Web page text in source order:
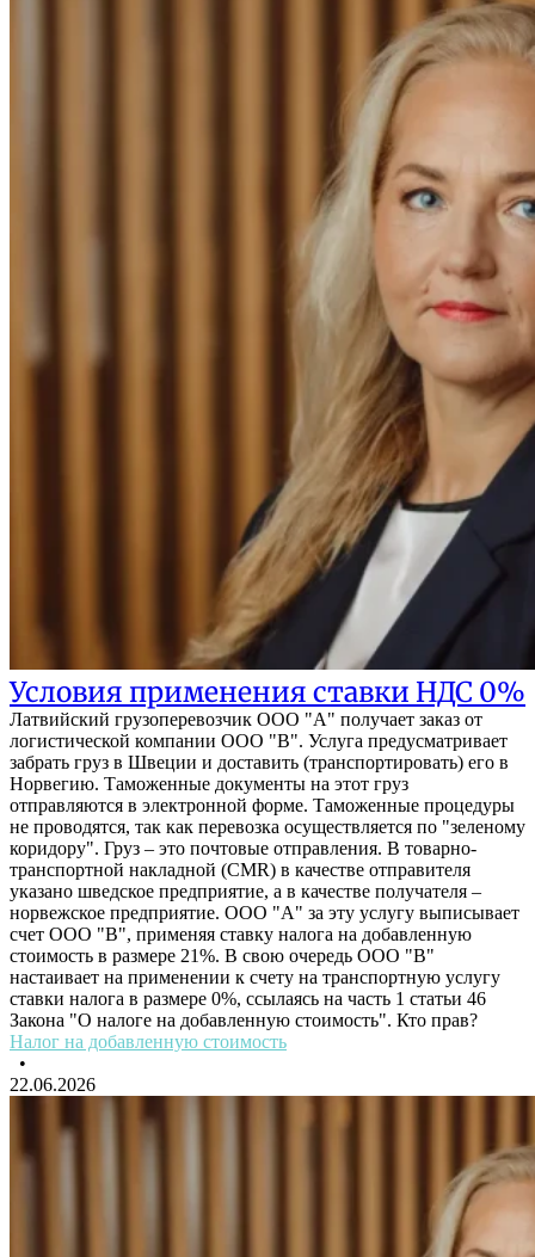
Условия применения ставки НДС 0%
Латвийский грузоперевозчик ООО "A" получает заказ от
логистической компании ООО "B". Услуга предусматривает
забрать груз в Швеции и доставить (транспортировать) его в
Норвегию. Таможенные документы на этот груз
отправляются в электронной форме. Таможенные процедуры
не проводятся, так как перевозка осуществляется по "зеленому
коридору". Груз – это почтовые отправления. В товарно-
транспортной накладной (CMR) в качестве отправителя
указано шведское предприятие, а в качестве получателя –
норвежское предприятие. ООО "А" за эту услугу выписывает
счет ООО "В", применяя ставку налога на добавленную
стоимость в размере 21%. В свою очередь ООО "В"
настаивает на применении к счету на транспортную услугу
ставки налога в размере 0%, ссылаясь на часть 1 статьи 46
Закона "О налоге на добавленную стоимость". Кто прав?
Налог на добавленную стоимость
•
22.06.2026